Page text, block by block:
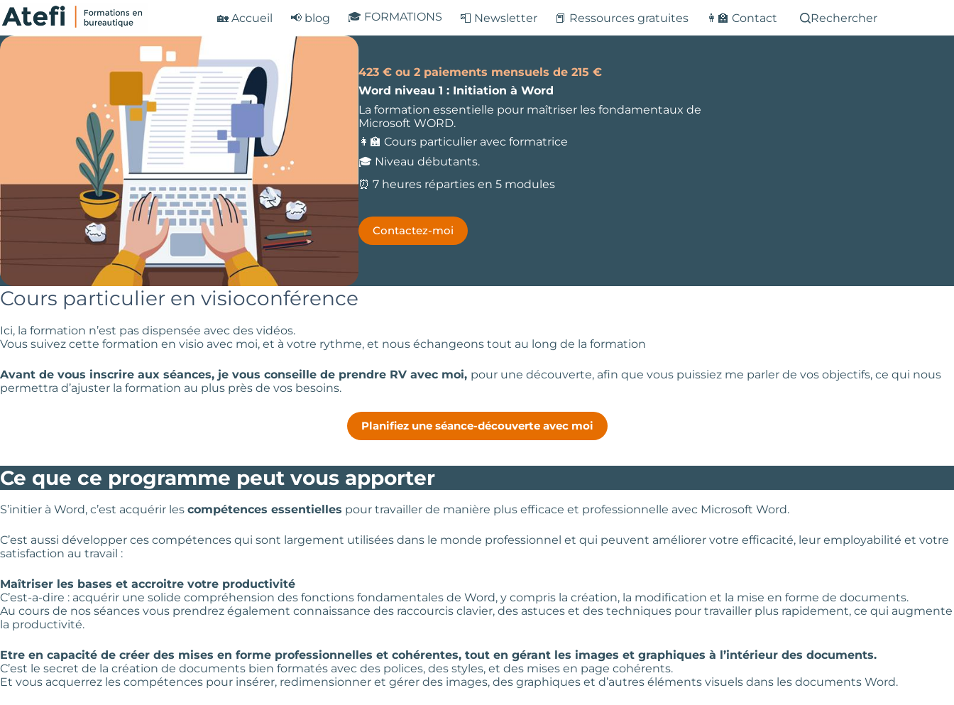
Passer
au
contenu
🏡 Accueil 📢 blog 🎓 FORMATIONS 📮 Newsletter 📕 Ressources gratuites 👩‍🏫 Contact Rechercher
423 € ou 2 paiements mensuels de 215 €
Word niveau 1 : Initiation à Word
La formation essentielle pour maîtriser les fondamentaux de
Microsoft WORD.
👩‍🏫 Cours particulier avec formatrice
🎓 Niveau débutants.
⏰ 7 heures réparties en 5 modules
Contactez-moi
Cours particulier en visioconférence
Ici, la formation n’est pas dispensée avec des vidéos.
Vous suivez cette formation en visio avec moi, et à votre rythme, et nous échangeons tout au long de la formation
Avant de vous inscrire aux séances, je vous conseille de prendre RV avec moi, pour une découverte, afin que vous puissiez me parler de vos objectifs, ce qui nous
permettra d’ajuster la formation au plus près de vos besoins.
Planifiez une séance-découverte avec moi
Ce que ce programme peut vous apporter
S’initier à Word, c’est acquérir les compétences essentielles pour travailler de manière plus efficace et professionnelle avec Microsoft Word.
C’est aussi développer ces compétences qui sont largement utilisées dans le monde professionnel et qui peuvent améliorer votre efficacité, leur employabilité et votre
satisfaction au travail :
Maîtriser les bases et accroitre votre productivité
C’est-a-dire : acquérir une solide compréhension des fonctions fondamentales de Word, y compris la création, la modification et la mise en forme de documents.
Au cours de nos séances vous prendrez également connaissance des raccourcis clavier, des astuces et des techniques pour travailler plus rapidement, ce qui augmente
la productivité.
Etre en capacité de créer des mises en forme professionnelles et cohérentes, tout en gérant les images et graphiques à l’intérieur des documents.
C’est le secret de la création de documents bien formatés avec des polices, des styles, et des mises en page cohérents.
Et vous acquerrez les compétences pour insérer, redimensionner et gérer des images, des graphiques et d’autres éléments visuels dans les documents Word.